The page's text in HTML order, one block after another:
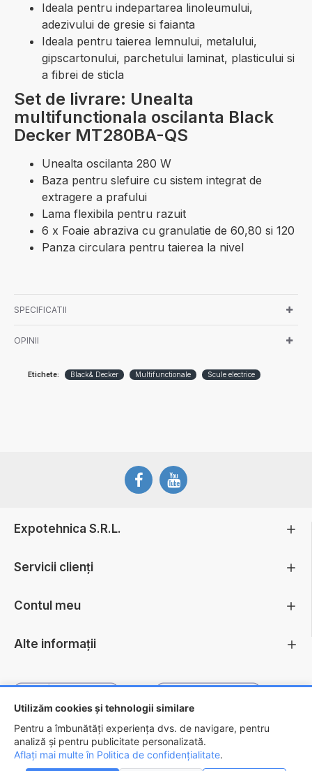
Utilizăm cookies și tehnologii similare
Pentru a îmbunătăți experiența dvs. de navigare, pentru
analiză și pentru publicitate personalizată.
Aflați mai multe în Politica de confidențialitate.
Ideala pentru indepartarea linoleumului,
adezivului de gresie si faianta
Ideala pentru taierea lemnului, metalului,
gipscartonului, parchetului laminat, plasticului si
a fibrei de sticla
Set de livrare: Unealta
multifunctionala oscilanta Black
Decker MT280BA-QS
Unealta oscilanta 280 W
Baza pentru slefuire cu sistem integrat de
extragere a prafului
Lama flexibila pentru razuit
6 x Foaie abraziva cu granulatie de 60,80 si 120
Panza circulara pentru taierea la nivel
SPECIFICATII
OPINII
Etichete: Black& Decker Multifunctionale Scule electrice
Expotehnica S.R.L.
Servicii clienți
Contul meu
Alte informații
Copyright © 2026 - EXPOTEHNICA S.R.L.